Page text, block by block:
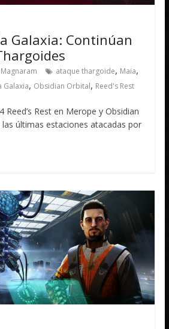
Galaxia: Continúan
Magnaram ataque thargoide, Maia,
Galaxia, Obsidian Orbital, Reed's Rest
Reed’s Rest en Merope y Obsidian
últimas estaciones atacadas por